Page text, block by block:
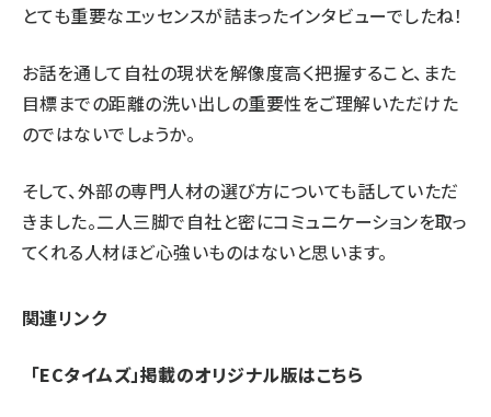
とても重要なエッセンスが詰まったインタビューでしたね！
お話を通して自社の現状を解像度高く把握すること、また
目標までの距離の洗い出しの重要性をご理解いただけた
のではないでしょうか。
そして、外部の専門人材の選び方についても話していただ
きました。二人三脚で自社と密にコミュニケーションを取っ
てくれる人材ほど心強いものはないと思います。
関連リンク
「ECタイムズ」掲載のオリジナル版はこちら